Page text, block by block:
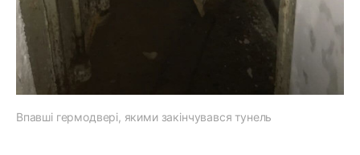
Впавші гермодвері, якими закінчувався тунель